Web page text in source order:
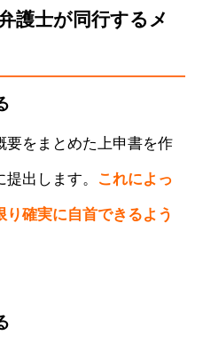
護士が同行するメ
要をまとめた上申書を作
出します。 これによっ
確実に自首できるよう